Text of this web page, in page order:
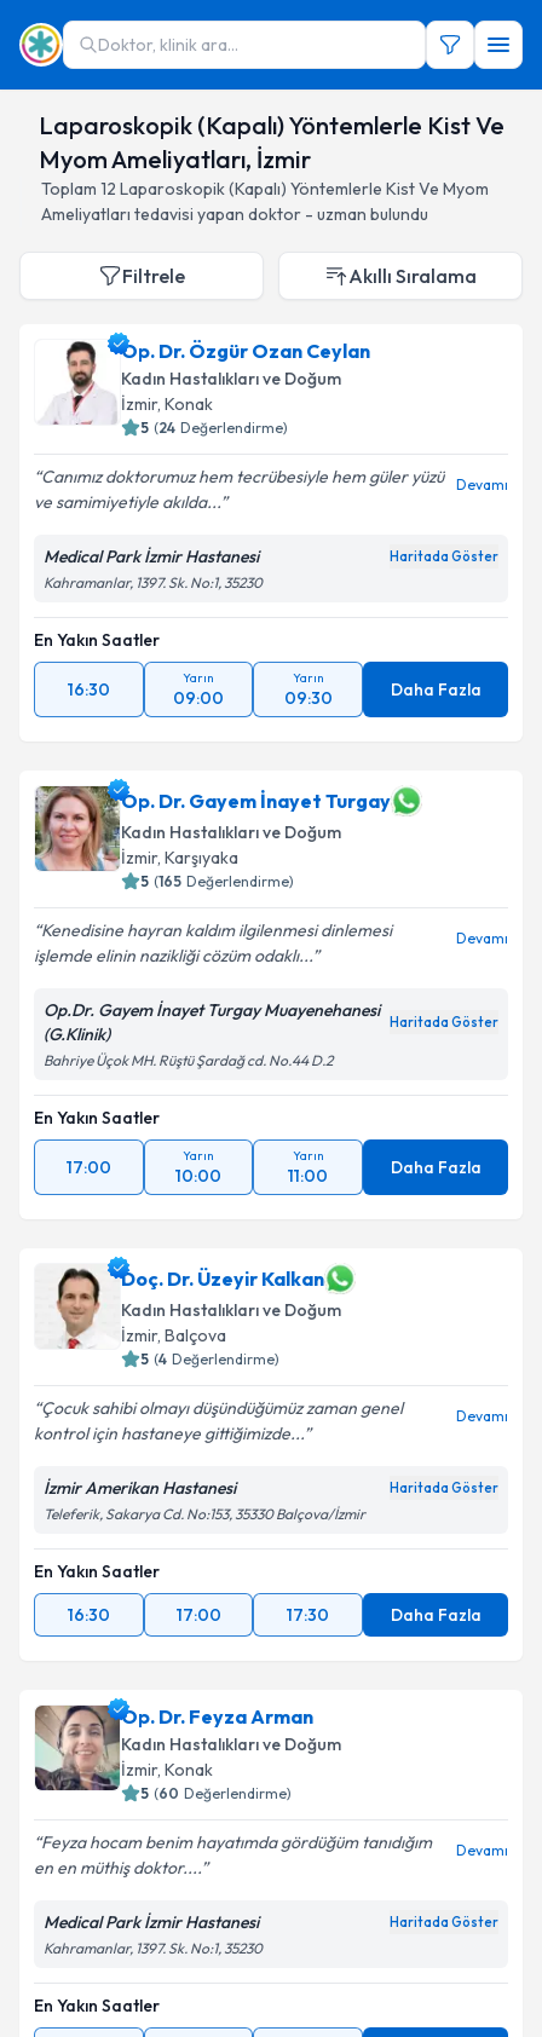
Doktor, klinik ara...
Laparoskopik (Kapalı) Yöntemlerle Kist Ve
Myom Ameliyatları, İzmir
Toplam 12 Laparoskopik (Kapalı) Yöntemlerle Kist Ve Myom
Ameliyatları tedavisi yapan doktor - uzman bulundu
Filtrele Akıllı Sıralama
Op. Dr. Özgür Ozan Ceylan
Kadın Hastalıkları ve Doğum
İzmir, Konak
5 (24 Değerlendirme)
Canımız doktorumuz hem tecrübesiyle hem güler yüzü
ve samimiyetiyle akılda...
Devamı
Medical Park İzmir Hastanesi Haritada Göster
Kahramanlar, 1397. Sk. No:1, 35230
En Yakın Saatler
16:30
Yarın
09:00
Yarın
09:30 Daha Fazla
Op. Dr. Gayem İnayet Turgay
Kadın Hastalıkları ve Doğum
İzmir, Karşıyaka
5 (165 Değerlendirme)
Kenedisine hayran kaldım ilgilenmesi dinlemesi
işlemde elinin nazikliği cözüm odaklı...
Devamı
Op.Dr. Gayem İnayet Turgay Muayenehanesi
(G.Klinik)
Haritada Göster
Bahriye Üçok MH. Rüştü Şardağ cd. No.44 D.2
En Yakın Saatler
17:00
Yarın
10:00
Yarın
11:00 Daha Fazla
Doç. Dr. Üzeyir Kalkan
Kadın Hastalıkları ve Doğum
İzmir, Balçova
5 (4 Değerlendirme)
Çocuk sahibi olmayı düşündüğümüz zaman genel
kontrol için hastaneye gittiğimizde...
Devamı
İzmir Amerikan Hastanesi Haritada Göster
Teleferik, Sakarya Cd. No:153, 35330 Balçova/İzmir
En Yakın Saatler
16:30
17:00 17:30 Daha Fazla
Op. Dr. Feyza Arman
Kadın Hastalıkları ve Doğum
İzmir, Konak
5 (60 Değerlendirme)
Feyza hocam benim hayatımda gördüğüm tanıdığım
en en müthiş doktor....
Devamı
Medical Park İzmir Hastanesi Haritada Göster
Kahramanlar, 1397. Sk. No:1, 35230
En Yakın Saatler